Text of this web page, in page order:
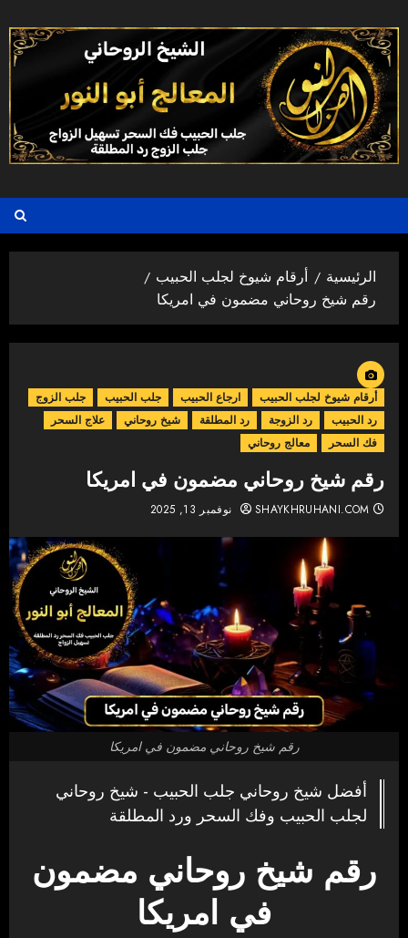
إلى
المحتوى
الرئيسية
أرقام شيوخ لجلب الحبيب
رقم شيخ روحاني مضمون في امريكا
أرقام شيوخ لجلب الحبيب ارجاع الحبيب جلب الحبيب
جلب الزوج
رد الحبيب
رد الزوجة رد المطلقة شيخ روحاني
علاج السحر
فك السحر
معالج روحاني
رقم شيخ روحاني مضمون في امريكا
SHAYKHRUHANI.COM نوفمبر 13, 2025
رقم شيخ روحاني مضمون في امريكا
أفضل شيخ روحاني جلب الحبيب - شيخ روحاني
لجلب الحبيب وفك السحر ورد المطلقة
رقم شيخ روحاني مضمون
في امريكا